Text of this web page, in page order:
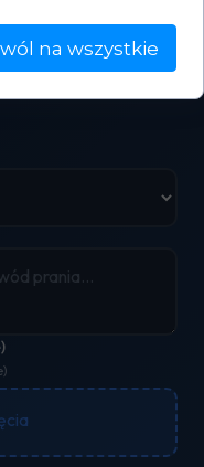
na wszystkie